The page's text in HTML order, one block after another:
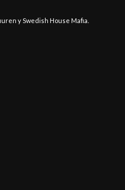
y Swedish House Mafia.